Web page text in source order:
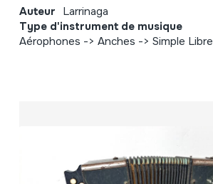
Auteur Larrinaga
Type d'instrument de musique
Aérophones -> Anches -> Simple Libre